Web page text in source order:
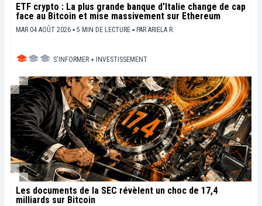
ETF crypto : La plus grande banque d’Italie change de cap
face au Bitcoin et mise massivement sur Ethereum
MAR 04 AOÛT 2026 ▪ 5 MIN DE LECTURE ▪ PAR ARIELA R.
S'INFORMER ▪ INVESTISSEMENT
Les documents de la SEC révèlent un choc de 17,4
milliards sur Bitcoin